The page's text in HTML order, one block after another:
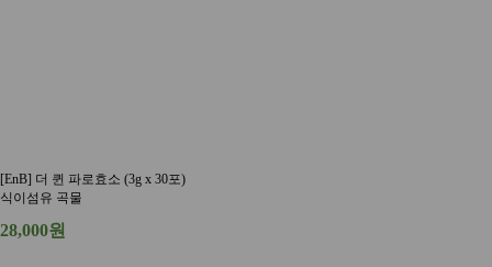
[EnB] 더 퀸 파로효소 (3g x 30포)
식이섬유 곡물
28,000원